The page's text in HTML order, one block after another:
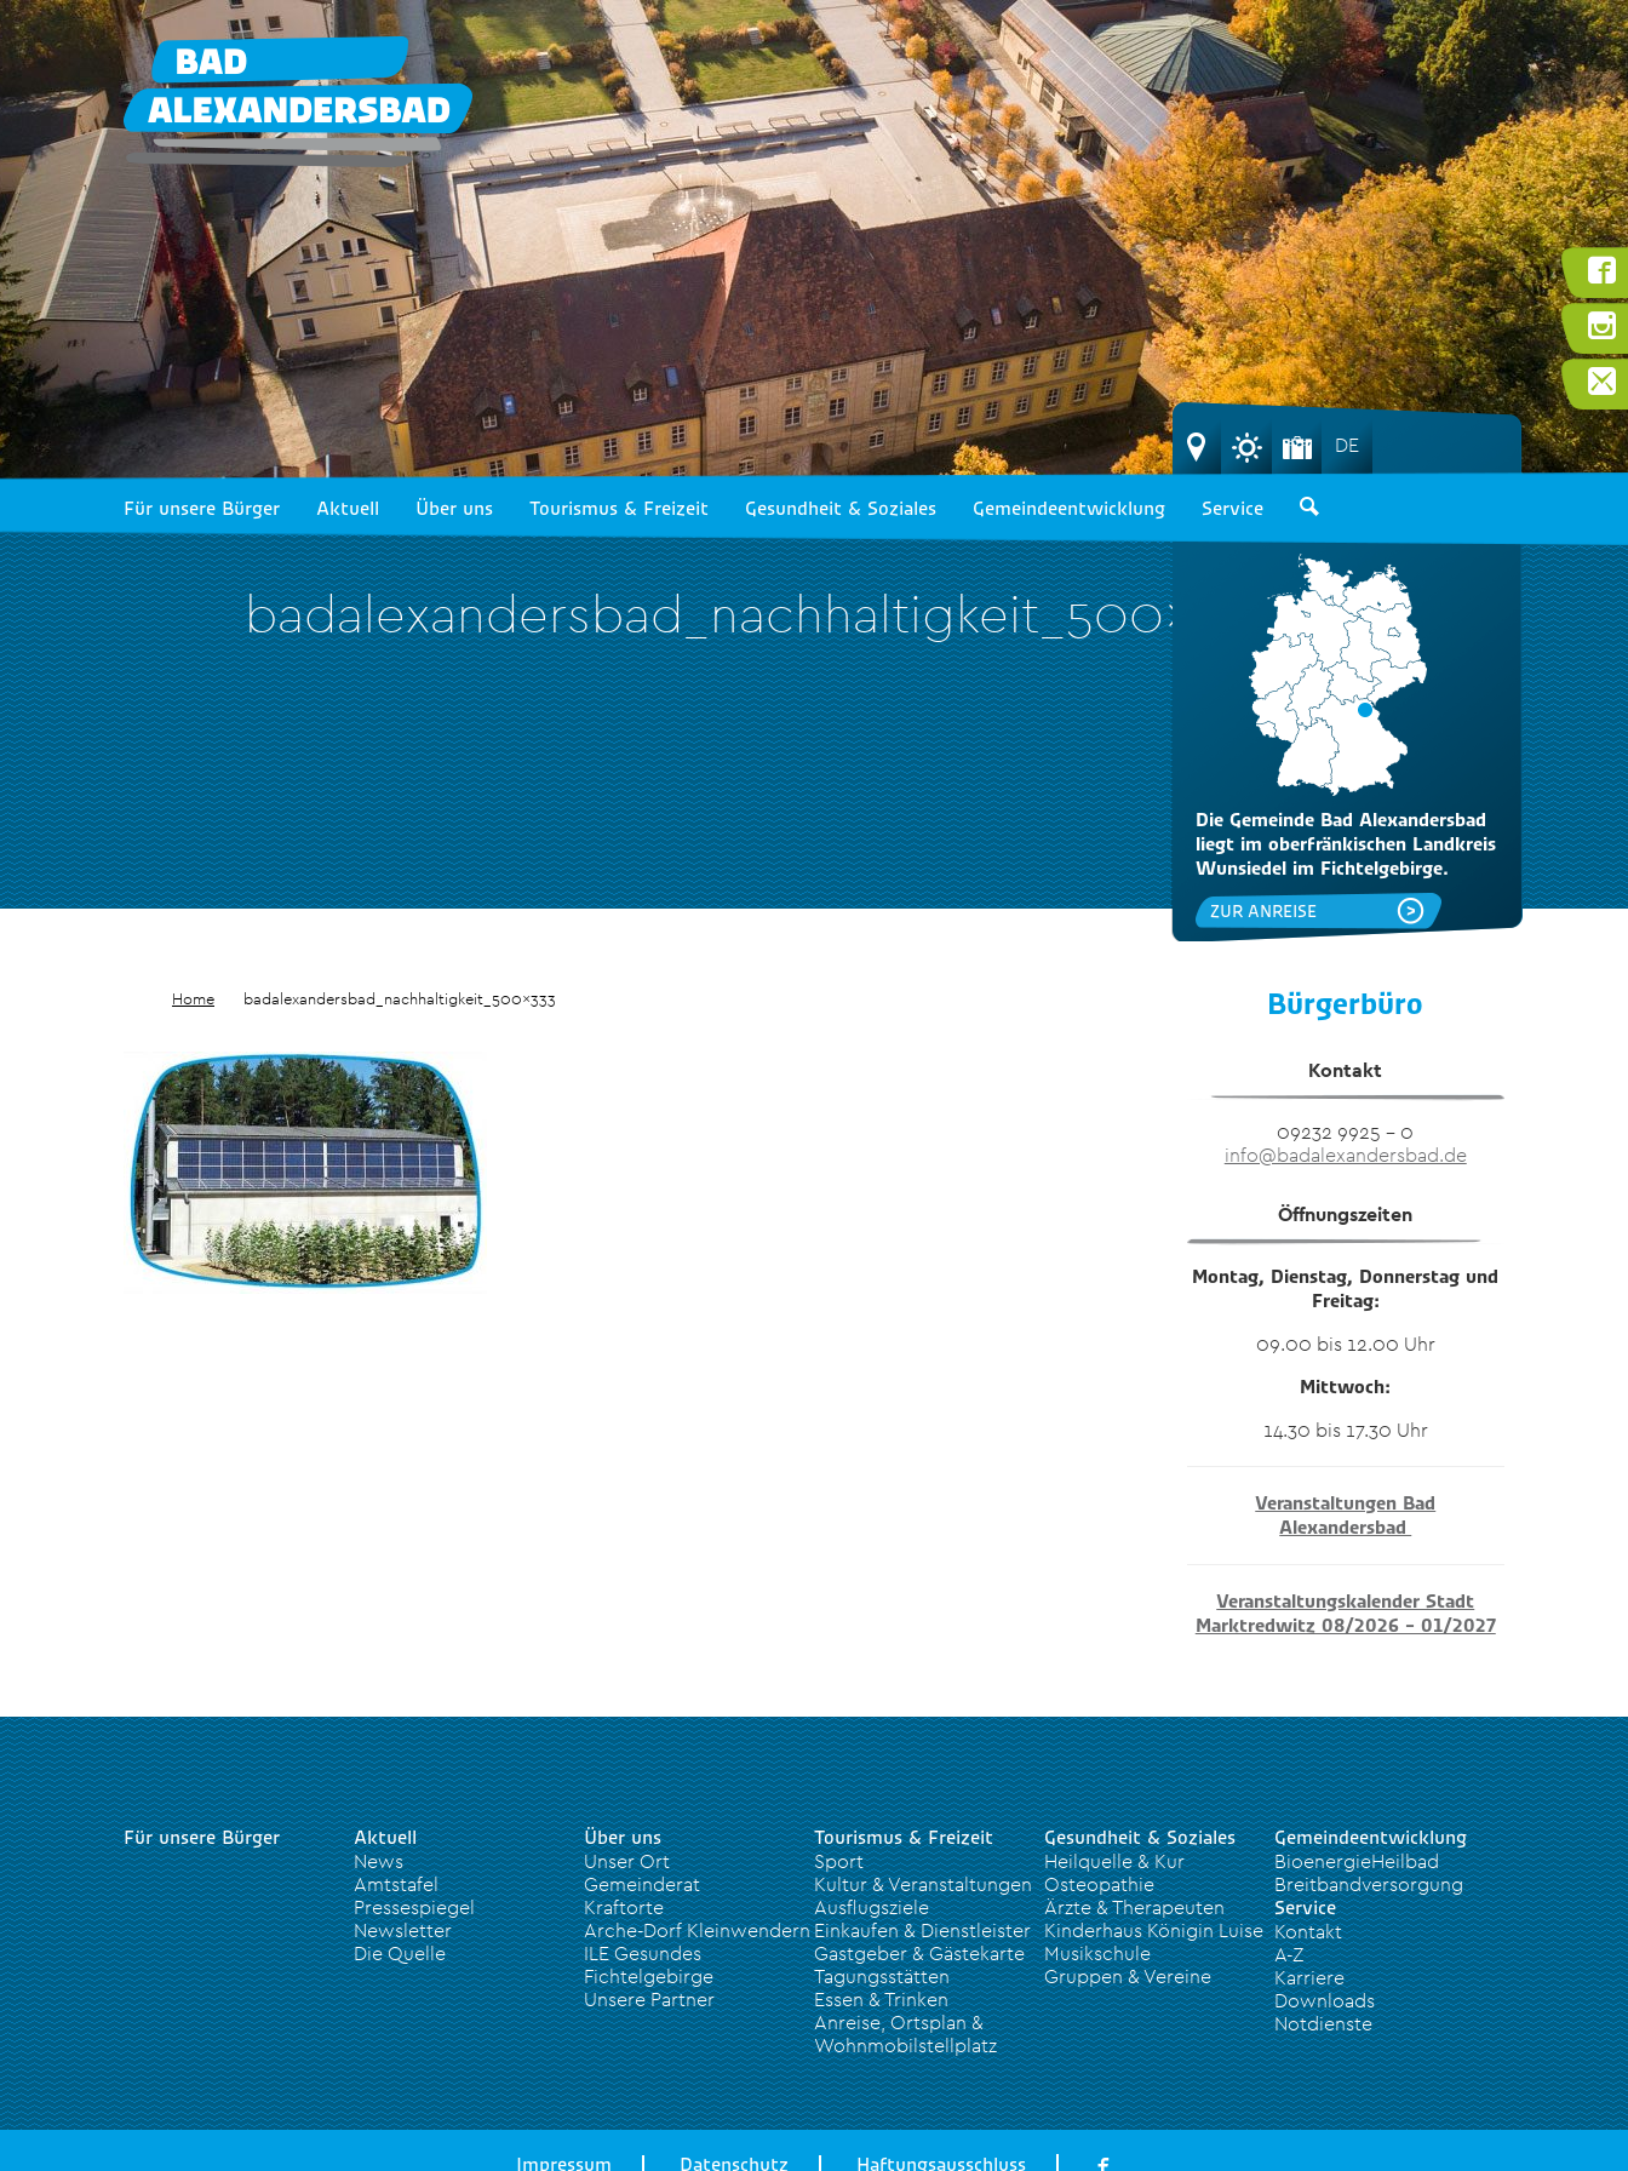
Für unsere Bürger Aktuell Über uns Tourismus & Freizeit Gesundheit & Soziales Gemeindeentwicklung Service
badalexandersbad_nachhaltigkeit_500x333
DE
Die Gemeinde Bad Alexandersbad
liegt im oberfränkischen Landkreis
Wunsiedel im Fichtelgebirge.
ZUR ANREISE
Home badalexandersbad_nachhaltigkeit_500x333 Bürgerbüro
Kontakt
09232 9925 – 0
info@badalexandersbad.de
Öffnungszeiten
Montag, Dienstag, Donnerstag und
Freitag:
09.00 bis 12.00 Uhr
Mittwoch:
14.30 bis 17.30 Uhr
Veranstaltungen Bad
Alexandersbad
Veranstaltungskalender Stadt
Marktredwitz 08/2026 – 01/2027
Für unsere Bürger
Aktuell
News
Amtstafel
Pressespiegel
Newsletter
Die Quelle
Über uns
Unser Ort
Gemeinderat
Kraftorte
Arche-Dorf Kleinwendern
ILE Gesundes
Fichtelgebirge
Unsere Partner
Tourismus & Freizeit
Sport
Kultur & Veranstaltungen
Ausflugsziele
Einkaufen & Dienstleister
Gastgeber & Gästekarte
Tagungsstätten
Essen & Trinken
Anreise, Ortsplan &
Wohnmobilstellplatz
Gesundheit & Soziales
Heilquelle & Kur
Osteopathie
Ärzte & Therapeuten
Kinderhaus Königin Luise
Musikschule
Gruppen & Vereine
Gemeindeentwicklung
BioenergieHeilbad
Breitbandversorgung
Service
Kontakt
A-Z
Karriere
Downloads
Notdienste
Impressum Datenschutz Haftungsausschluss